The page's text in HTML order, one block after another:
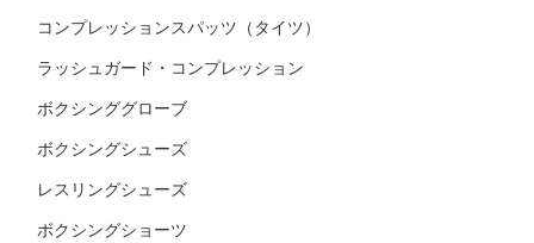
コンプレッションスパッツ（タイツ）
ラッシュガード・コンプレッション
ボクシンググローブ
ボクシングシューズ
レスリングシューズ
ボクシングショーツ